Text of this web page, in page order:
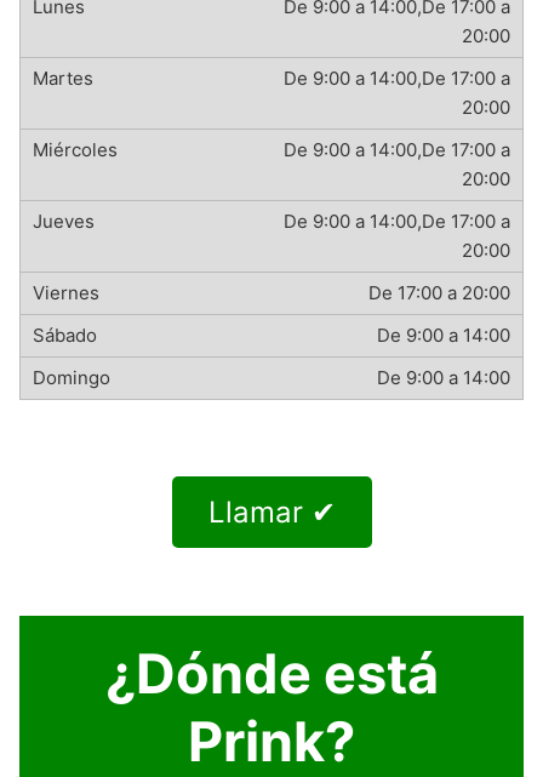
De 9:00 a 14:00,De 17:00 a
20:00
De 9:00 a 14:00,De 17:00 a
20:00
De 9:00 a 14:00,De 17:00 a
20:00
De 9:00 a 14:00,De 17:00 a
20:00
De 17:00 a 20:00
De 9:00 a 14:00
De 9:00 a 14:00
Llamar ✔
¿Dónde está
Prink?